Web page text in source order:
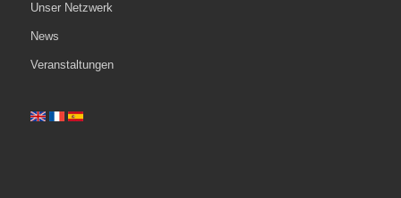
Unser Netzwerk
News
Veranstaltungen